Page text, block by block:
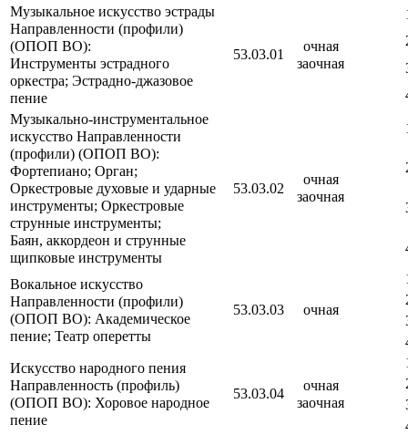
Музыкальное искусство эстрады
Направленности (профили)
(ОПОП ВО):
Инструменты эстрадного
оркестра; Эстрадно-джазовое
пение
53.03.01
очная
заочная
Музыкально-инструментальное
искусство Направленности
(профили) (ОПОП ВО):
Фортепиано; Орган;
Оркестровые духовые и ударные
инструменты; Оркестровые
струнные инструменты;
Баян, аккордеон и струнные
щипковые инструменты
53.03.02
очная
заочная
Вокальное искусство
Направленности (профили)
(ОПОП ВО): Академическое
пение; Театр оперетты
53.03.03 очная
Искусство народного пения
Направленность (профиль)
(ОПОП ВО): Хоровое народное
пение
53.03.04
очная
заочная